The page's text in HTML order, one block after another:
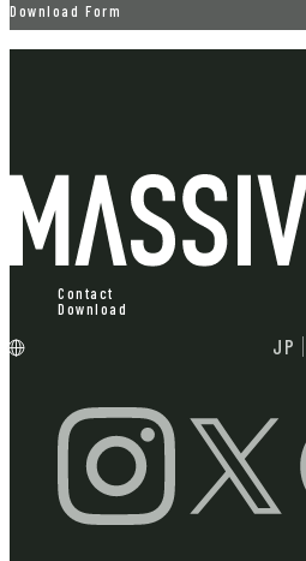
Download Form
Contact
Download
JP